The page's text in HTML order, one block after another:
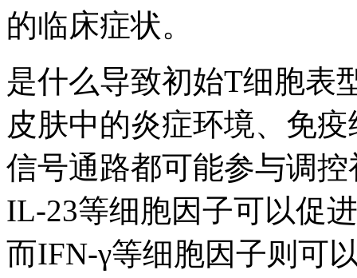
的临床症状。
是什么导致初始T细胞表
皮肤中的炎症环境、免
信号通路都可能参与调
IL-23等细胞因子可以促
而IFN-γ等细胞因子则可